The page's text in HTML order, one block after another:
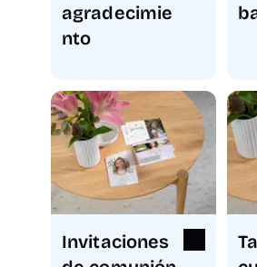
agradecimie
nto
Invitaciones